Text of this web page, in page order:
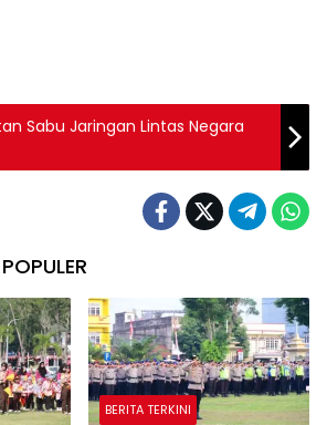
Sabu Jaringan Lintas Negara
BERITA TERKINI